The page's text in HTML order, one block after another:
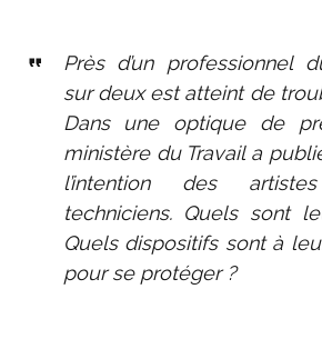
Près d’un professionnel
sur deux est atteint de
Dans une optique de
ministère du Travail a
l’intention des
techniciens. Quels sont
Quels dispositifs sont à
pour se protéger ?